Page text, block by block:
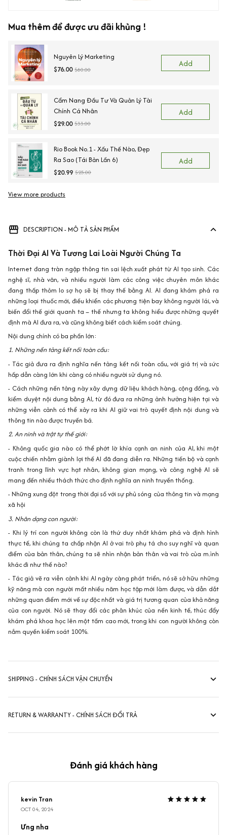
Mua thêm để được ưu đãi khủng !
Nguyên Lý Marketing
$76.00 $80.00
Add
Cẩm Nang Đầu Tư Và Quản Lý Tài
Chính Cá Nhân
$29.00 $33.00
Add
Rio Book No.1 - Xấu Thế Nào, Đẹp
Ra Sao (Tái Bản Lần 6)
$20.99 $25.00
Add
View more products
DESCRIPTION - MÔ TẢ SẢN PHẨM
Thời Đại AI Và Tương Lai Loài Người Chúng Ta
Internet đang tràn ngập thông tin sai lệch xuất phát từ AI tạo sinh. Các
nghệ sĩ, nhà văn, và nhiều người làm các công việc chuyên môn khác
đang thấp thỏm lo sợ họ sẽ bị thay thế bằng AI. AI đang khám phá ra
những loại thuốc mới, điều khiển các phương tiện bay không người lái, và
biến đổi thế giới quanh ta – thế nhưng ta không hiểu được những quyết
định mà AI đưa ra, và cũng không biết cách kiểm soát chúng.
Nội dung chính có ba phần lớn:
1. Những nền tảng kết nối toàn cầu:
- Tác giả đưa ra định nghĩa nền tảng kết nối toàn cầu, với giá trị và sức
hấp dẫn càng lớn khi càng có nhiều người sử dụng nó.
- Cách những nền tảng này xây dựng dữ liệu khách hàng, cộng đồng, và
kiểm duyệt nội dung bằng AI, từ đó đưa ra những ảnh hưởng hiện tại và
những viễn cảnh có thể xảy ra khi AI giữ vai trò quyết định nội dung và
thông tin nào được truyền bá.
2. An ninh và trật tự thế giới:
- Không quốc gia nào có thể phớt lờ khía cạnh an ninh của AI, khi một
cuộc chiến nhằm giành lợi thế AI đã đang diễn ra. Những tiến bộ và cạnh
tranh trong lĩnh vực hạt nhân, không gian mạng, và công nghệ AI sẽ
mang đến nhiều thách thức cho định nghĩa an ninh truyền thống.
- Những xung đột trong thời đại số với sự phủ sóng của thông tin và mạng
xã hội
3. Nhân dạng con người:
- Khi lý trí con người không còn là thứ duy nhất khám phá và định hình
thực tế, khi chúng ta chấp nhận AI ở vai trò phụ tá cho suy nghĩ và quan
điểm của bản thân, chúng ta sẽ nhìn nhận bản thân và vai trò của m.ình
khác đi như thế nào?
- Tác giả vẽ ra viễn cảnh khi AI ngày càng phát triển, nó sẽ sở hữu những
kỹ năng mà con người mất nhiều năm học tập mới làm được, và dẫn dắt
những quan điểm mới về sự độc nhất và giá trị tương quan của khả năng
của con người. Nó sẽ thay đổi các phân khúc của nền kinh tế, thúc đẩy
khám phá khoa học lên một tầm cao mới, trong khi con người không còn
nắm quyền kiểm soát 100%.
SHIPPING - CHÍNH SÁCH VẬN CHUYỂN
RETURN & WARRANTY - CHÍNH SÁCH ĐỔI TRẢ
Đánh giá khách hàng
kevin Tran
OCT 04, 2024
Ưng nha